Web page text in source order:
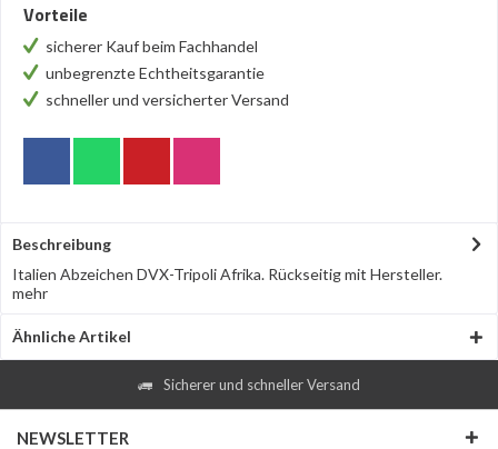
Vorteile
sicherer Kauf beim Fachhandel
unbegrenzte Echtheitsgarantie
schneller und versicherter Versand
Beschreibung
Italien Abzeichen DVX-Tripoli Afrika. Rückseitig mit Hersteller.
mehr
Ähnliche Artikel
Sicherer und schneller Versand
NEWSLETTER